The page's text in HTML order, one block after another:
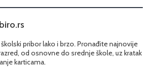
pribor lako i brzo. Pronađite najnovije
od osnovne do srednje škole, uz kratak
karticama.